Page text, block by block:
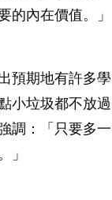
的內在價值。」
預期地有許多學
小垃圾都不放過
調：「只要多一
」